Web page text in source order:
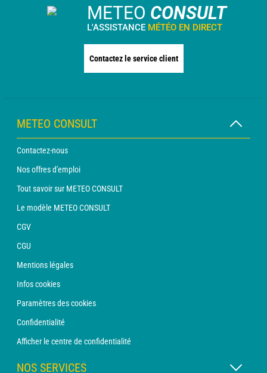
METEO CONSULT
L'ASSISTANCE MÉTÉO EN DIRECT
Contactez le service client
METEO CONSULT
Contactez-nous
Nos offres d'emploi
Tout savoir sur METEO CONSULT
Le modèle METEO CONSULT
CGV
CGU
Mentions légales
Infos cookies
Paramètres des cookies
Confidentialité
Afficher le centre de confidentialité
NOS SERVICES